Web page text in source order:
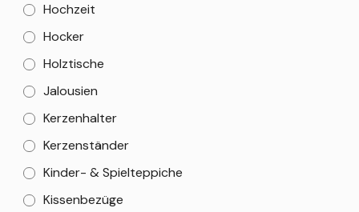
Hochzeit
Hocker
Holztische
Jalousien
Kerzenhalter
Kerzenständer
Kinder- & Spielteppiche
Kissenbezüge